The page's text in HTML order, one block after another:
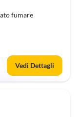
fumare
Vedi Dettagli